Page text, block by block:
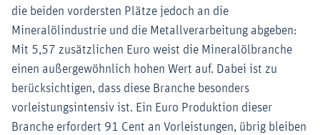
die beiden vordersten Plätze jedoch an die
Mineralölindustrie und die Metallverarbeitung abgeben:
Mit 5,57 zusätzlichen Euro weist die Mineralölbranche
einen außergewöhnlich hohen Wert auf. Dabei ist zu
berücksichtigen, dass diese Branche besonders
vorleistungsintensiv ist. Ein Euro Produktion dieser
Branche erfordert 91 Cent an Vorleistungen, übrig bleiben